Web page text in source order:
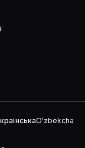
Oʻzbekcha